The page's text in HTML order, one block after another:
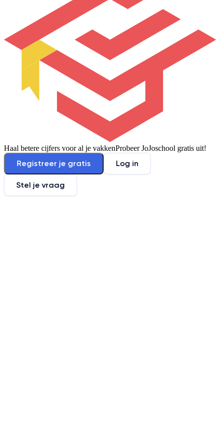
Haal betere cijfers voor al je vakkenProbeer JoJoschool gratis uit!
Registreer je gratis Log in
Stel je vraag